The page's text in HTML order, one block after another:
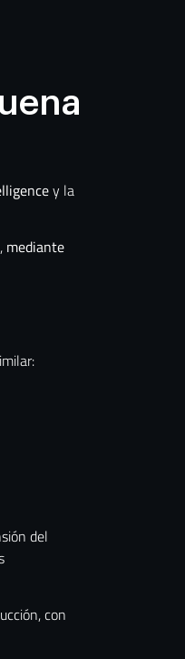
y la
mediante
del
con